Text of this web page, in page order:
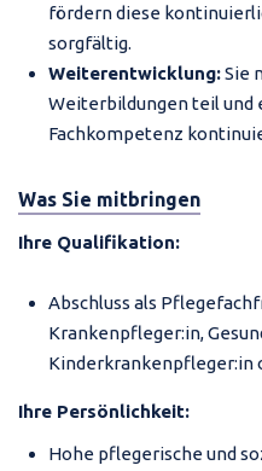
fördern diese
sorgfältig.
Weiterentwicklung:Sie
Weiterbildungen teil und
Fachkompetenz
Was Sie mitbringen
Ihre Qualifikation:
Abschluss als
Krankenpfleger:in,
Kinderkrankenpfleger:in
Ihre Persönlichkeit:
Hohe pflegerische und